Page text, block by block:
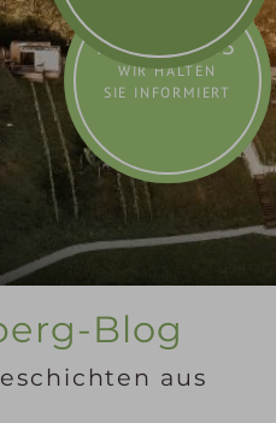
AKTUELLES
WIR HALTEN
SIE INFORMIERT
Blog
aus